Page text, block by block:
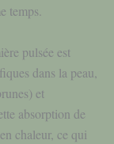
temps.
pulsée est
dans la peau,
et
absorption de
chaleur, ce qui